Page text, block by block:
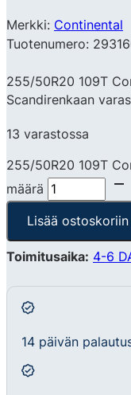
Merkki: Continental
Tuotenumero:
255/50R20 109T
Scandirenkaan
13 varastossa
255/50R20 109T
määrä
Lisää ostoskoriin
Toimitusaika: 4-6
14 päivän